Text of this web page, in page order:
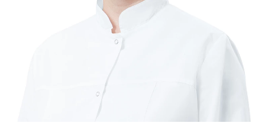
Лазерная коррекция зрения